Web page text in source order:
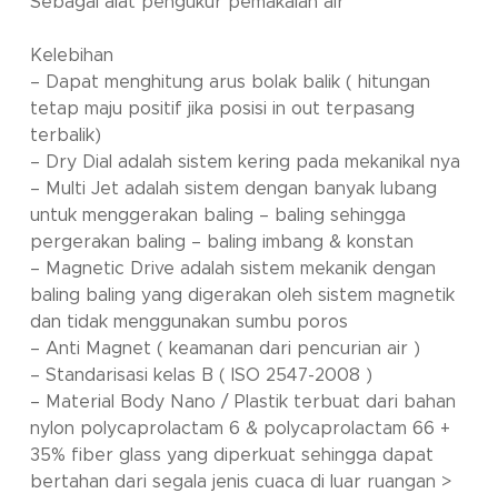
Kelebihan
– Dapat menghitung arus bolak balik ( hitungan
tetap maju positif jika posisi in out terpasang
terbalik)
– Dry Dial adalah sistem kering pada mekanikal nya
– Multi Jet adalah sistem dengan banyak lubang
untuk menggerakan baling – baling sehingga
pergerakan baling – baling imbang & konstan
– Magnetic Drive adalah sistem mekanik dengan
baling baling yang digerakan oleh sistem magnetik
dan tidak menggunakan sumbu poros
– Anti Magnet ( keamanan dari pencurian air )
– Standarisasi kelas B ( ISO 2547-2008 )
– Material Body Nano / Plastik terbuat dari bahan
nylon polycaprolactam 6 & polycaprolactam 66 +
35% fiber glass yang diperkuat sehingga dapat
bertahan dari segala jenis cuaca di luar ruangan >